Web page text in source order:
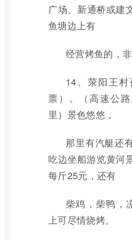
广场、新通桥或建
鱼塘边上有
经营烤鱼的，非
14、荥阳王
票）。（高速公
里）景色悠悠，
那里有汽艇还
吃边坐船游览黄河
每斤25元，还有
柴鸡，柴鸭，
上可尽情烧烤。